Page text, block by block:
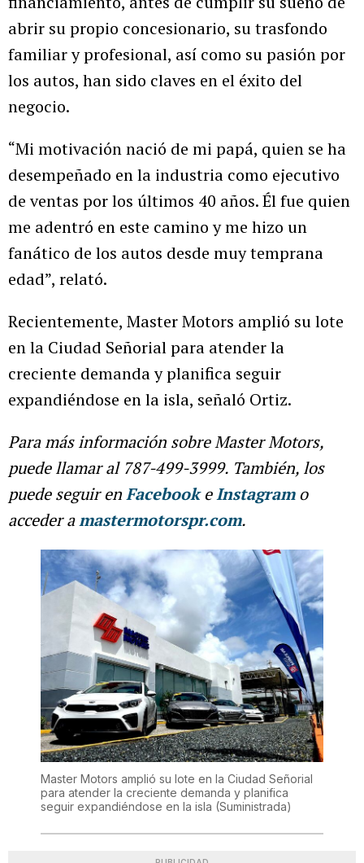
abrir su propio concesionario, su trasfondo
familiar y profesional, así como su pasión por
los autos, han sido claves en el éxito del
negocio.
“Mi motivación nació de mi papá, quien se ha
desempeñado en la industria como ejecutivo
de ventas por los últimos 40 años. Él fue quien
me adentró en este camino y me hizo un
fanático de los autos desde muy temprana
edad”, relató.
Recientemente, Master Motors amplió su lote
en la Ciudad Señorial para atender la
creciente demanda y planifica seguir
expandiéndose en la isla, señaló Ortiz.
Para más información sobre Master Motors,
puede llamar al 787-499-3999. También, los
puede seguir enFacebookeInstagramo
acceder amastermotorspr.com.
Master Motors amplió su lote en la Ciudad Señorial
para atender la creciente demanda y planifica
seguir expandiéndose en la isla (Suministrada)